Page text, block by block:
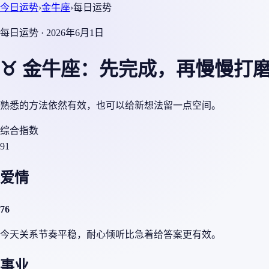
今日运势›金牛座›每日运势
每日运势 · 2026年6月1日
♉ 金牛座：先完成，再慢慢打
熟悉的方法依然有效，也可以给新想法留一点空间。
综合指数
91
爱情
76
今天关系节奏平稳，耐心倾听比急着给答案更有效。
事业